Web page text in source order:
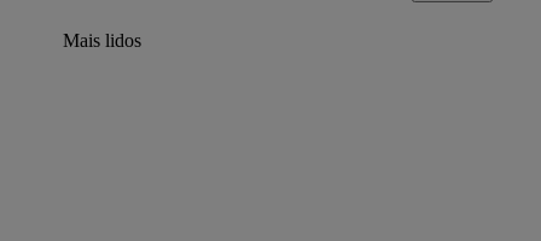
Mais lidos